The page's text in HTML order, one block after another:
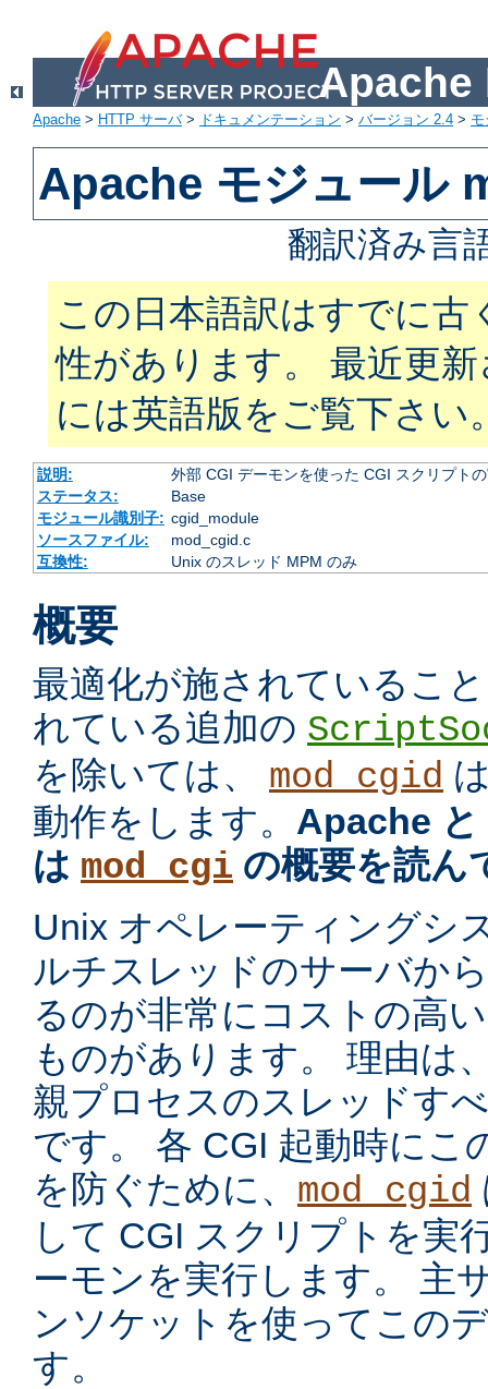
Apache
Apache > HTTP サーバ> ドキュメンテーション > バージョン 2.4 >
Apache モジュール
翻訳済み言
この日本語訳はすでに古
性があります。 最近更
には英語版をご覧下さい
説明:
外部 CGI デーモンを使った CGI スクリプト
ステータス:
Base
モジュール識別子: cgid_module
ソースファイル:
mod_cgid.c
互換性:
Unix のスレッド MPM のみ
概要
最適化が施されているこ
れている追加の
を除いては、 mod_cgid
動作をします。 Apache と
は mod_cgi の概要を読ん
Unix オペレーティングシ
ルチスレッドのサーバか
るのが非常にコストの高
ものがあります。 理由は
親プロセスのスレッドす
です。 各 CGI 起動時にこ
を防ぐために、 mod_cgid
して CGI スクリプトを実
ーモンを実行します。 主
ンソケットを使ってこの
す。